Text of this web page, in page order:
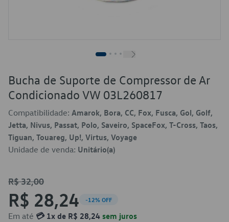
Bucha de Suporte de Compressor de Ar
Condicionado VW 03L260817
Compatibilidade: Amarok, Bora, CC, Fox, Fusca, Gol, Golf,
Jetta, Nivus, Passat, Polo, Saveiro, SpaceFox, T-Cross, Taos,
Tiguan, Touareg, Up!, Virtus, Voyage
Unidade de venda: Unitário(a)
R$ 32,00
R$ 28,24 -12% OFF
Em até 💳 1x de R$ 28,24 sem juros